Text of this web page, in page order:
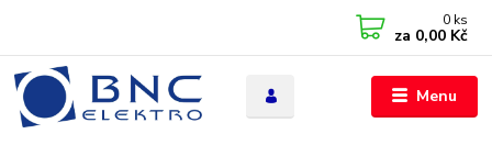
Menu
0 ks
za 0,00 Kč